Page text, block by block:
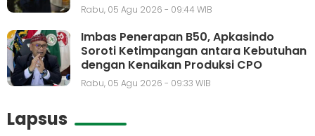
Rabu, 05 Agu 2026 - 09:44 WIB
Imbas Penerapan B50, Apkasindo
Soroti Ketimpangan antara Kebutuhan
dengan Kenaikan Produksi CPO
Rabu, 05 Agu 2026 - 09:33 WIB
Lapsus